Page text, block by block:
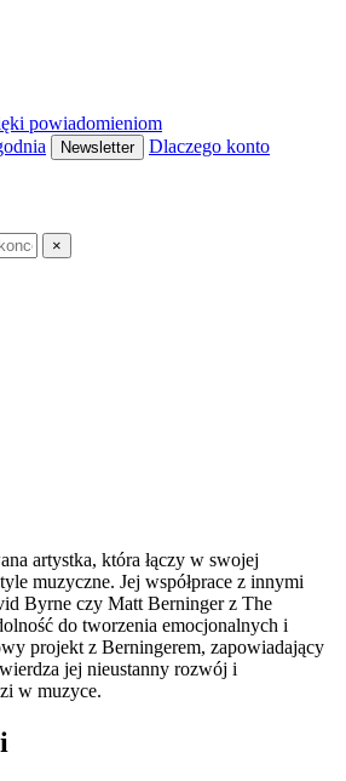
powiadomieniom
Newsletter
Dlaczego konto
×
artystka, która łączy w swojej
muzyczne. Jej współprace z innymi
Byrne czy Matt Berninger z The
do tworzenia emocjonalnych i
projekt z Berningerem, zapowiadający
jej nieustanny rozwój i
w muzyce.